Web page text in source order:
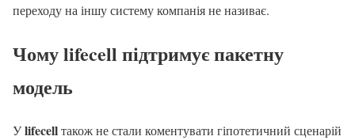
переходу на іншу систему компанія не називає.
Чому lifecell підтримує пакетну
модель
Уlifecellтакож не стали коментувати гіпотетичний сценарій